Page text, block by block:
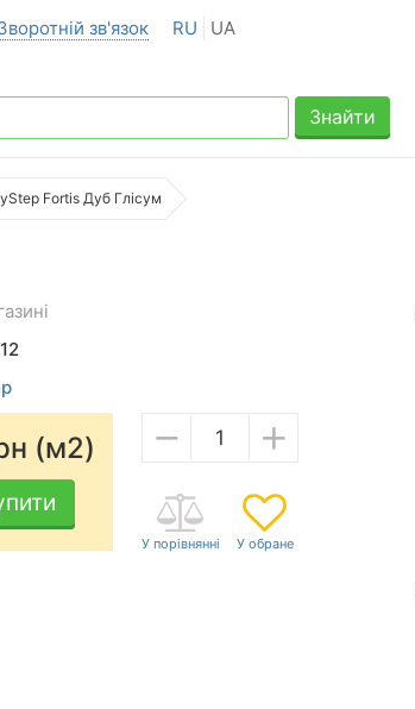
зв'язок RU
UA
Знайти
Fortis Дуб Глісум
(м2) − +